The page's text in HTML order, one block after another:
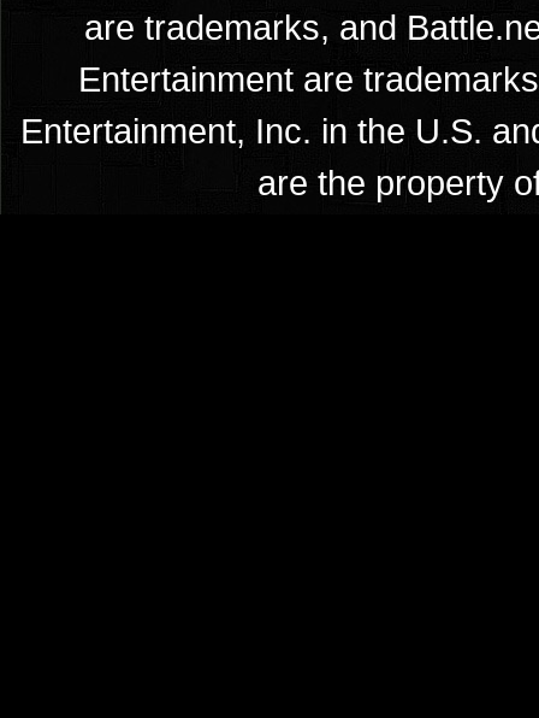
are trademarks, and
Entertainment are
Entertainment, Inc. in the U.S.
are the property